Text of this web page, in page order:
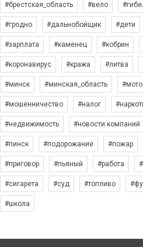
#брестская_область #вело
#гродно #дальнобойщик #дети
#зарплата #каменец #кобрин
#коронавирус #кража #литва
#минск #минская_область #мото
#мошенничество #налог
#недвижимость #новости компаний
#пинск #подорожание #пожар
#приговор #пьяный #работа
#сигарета #суд #топливо
#школа